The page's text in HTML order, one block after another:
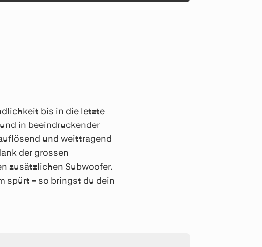
bis in die letzte
in beeindruckender
und weittragend
der grossen
zusätzlichen Subwoofer.
spürt – so bringst du dein